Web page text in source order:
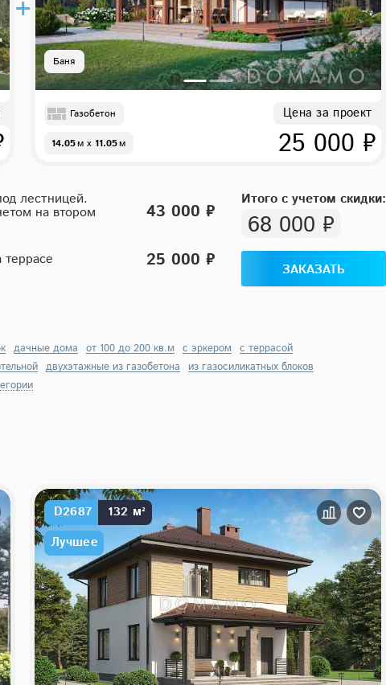
Баня
Газобетон
14.05м x 11.05м
Цена за проект
25 000 ₽
лестницей.
на втором 43 000 ₽
25 000 ₽
Итого с учетом скидки:
68 000 ₽
ЗАКАЗАТЬ
дачные дома от 100 до 200 кв.м с эркером с террасой
двухэтажные из газобетона
из газосиликатных блоков
D2687
132 м²
Лучшее